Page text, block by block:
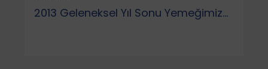
2013 Geleneksel Yıl Sonu Yemeğimiz...